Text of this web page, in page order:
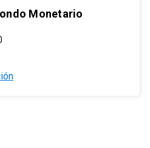
Monetario